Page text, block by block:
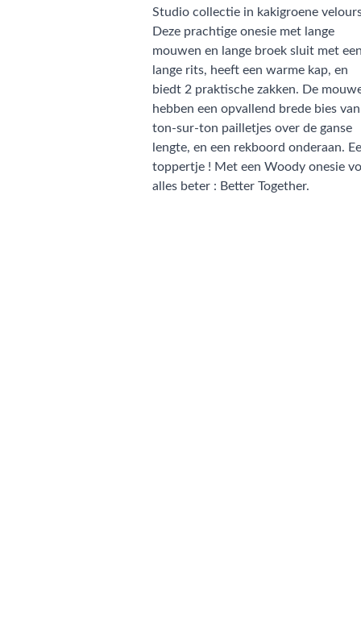
Studio collectie in kakigroene
Deze prachtige onesie met lange
mouwen en lange broek sluit met
lange rits, heeft een warme kap, en
biedt 2 praktische zakken. De
hebben een opvallend brede bies van
ton-sur-ton pailletjes over de ganse
lengte, en een rekboord onderaan.
toppertje ! Met een Woody onesie
alles beter : Better Together.